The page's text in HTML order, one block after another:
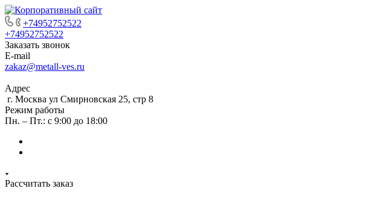
+74952752522
+74952752522
Заказать звонок
E-mail
zakaz@metall-ves.ru
Адрес
г. Москва ул Смирновская 25, стр 8
Режим работы
Пн. – Пт.: с 9:00 до 18:00
Рассчитать заказ